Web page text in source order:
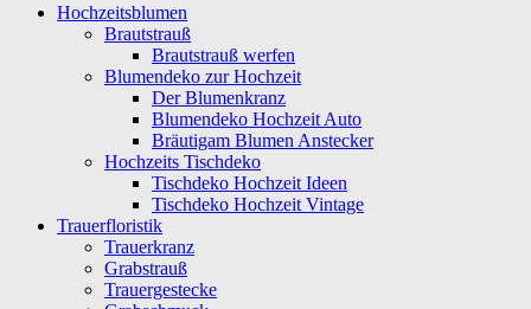
Hochzeitsblumen
Brautstrauß
Brautstrauß werfen
Blumendeko zur Hochzeit
Der Blumenkranz
Blumendeko Hochzeit Auto
Bräutigam Blumen Anstecker
Hochzeits Tischdeko
Tischdeko Hochzeit Ideen
Tischdeko Hochzeit Vintage
Trauerfloristik
Trauerkranz
Grabstrauß
Trauergestecke